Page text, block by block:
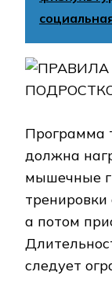
Программа
должна
мы­шеч­ные
а потом
следует